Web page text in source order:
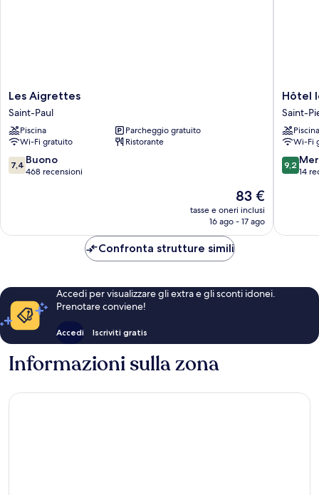
Les
Aigrettes
Saint-
Paul
Les Aigrettes
Saint-Paul
Piscina
Parcheggio gratuito
Wi-Fi gratuito
Ristorante
7.4
su
7,4 Buono
468 recensioni
Il
prezzo
attuale
83 €
tasse e oneri inclusi
16 ago - 17 ago
Hôtel
le
Soleil
Saint-
Pierre
Hôtel
Saint-
Piscina
Wi-Fi
9.2
su
9,2
14
Confronta strutture simili
Accedi per visualizzare gli extra e gli sconti idonei.
Prenotare conviene!
Accedi Iscriviti gratis
Informazioni sulla zona